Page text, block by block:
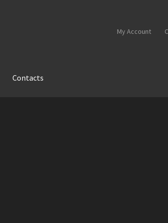
My Account
Contacts